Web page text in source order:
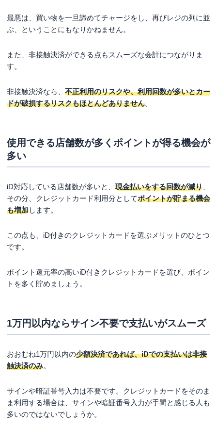
イントになります。
どこで利用するかによりそのお得度合いは変わっ
てきますので、
よく利用する店舗ほどポイントが
dカードや三井住友カードはポイントが貯まりやす
最悪は、買い物を一旦諦めてチャージをし、再びレジの列に並
ぶ、ということにもなりかねません。
また、非接触決済ができる点もスムーズな会計につながりま
す。
非接触決済なら、 不正利用のリスクや、利用回数が多いとカー
ドが破損するリスクもほとんどありません。
使用できる店舗数が多くポイントが得る機会が
多い
iD対応している店舗数が多いと、 現金払いをする回数が減り
その分、クレジットカード利用分としてポイントが貯まる機会
も増加します。
この点も、iD付きのクレジットカードを選ぶメリットのひとつ
です。
ポイント還元率の高いiD付きクレジットカードを選び、ポイン
トを多く貯めましょう。
1万円以内ならサイン不要で支払いがスムーズ
おおむね1万円以内の少額決済であれば、iDでの支払いは非接
触決済のみ。
サインや暗証番号入力は不要です。クレジットカードをそのま
ま利用する場合は、サインや暗証番号入力が手間と感じる人も
多いのではないでしょうか。